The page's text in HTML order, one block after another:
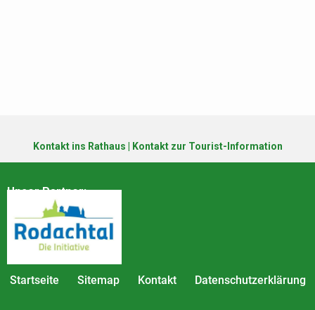
Kontakt ins Rathaus Kontakt zur Tourist-Information
Unser Partner:
Startseite Sitemap Kontakt Datenschutzerklärung